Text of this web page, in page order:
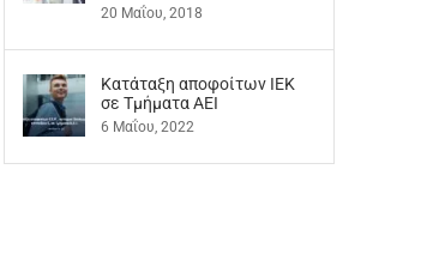
20 Μαΐου, 2018
Kατάταξη αποφοίτων ΙΕΚ
σε Τμήματα ΑΕΙ
6 Μαΐου, 2022